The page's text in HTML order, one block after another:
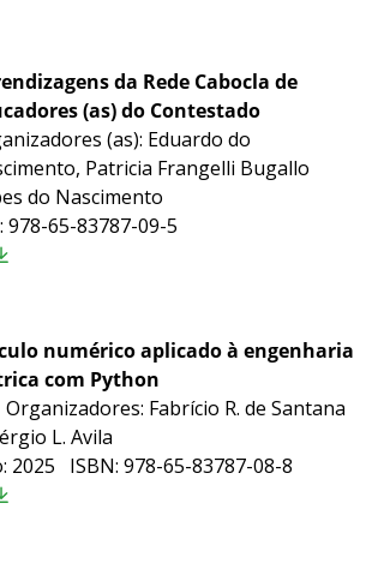
da Rede Cabocla de
(as) do Contestado
(as): Eduardo do
Patricia Frangelli Bugallo
do Nascimento
65-83787-09-5
numérico aplicado à engenharia
com Python
Organizadores: Fabrício R. de Santana
L. Avila
2025 ISBN: 978-65-83787-08-8